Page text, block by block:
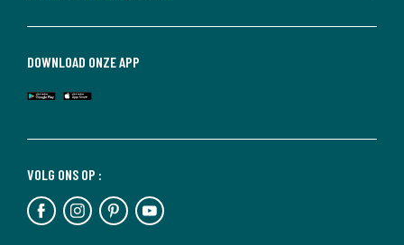
VOLG ONS OP :
DOWNLOAD ONZE APP